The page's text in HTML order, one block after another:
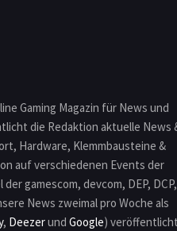
Gaming Magazin für News und
die Redaktion aktuelle News
Hardware, Klemmbausteine &
auf verschiedenen Events der
gamescom, devcom, DEP, DCP,
News zweimal pro Woche als
, Deezerund Google)